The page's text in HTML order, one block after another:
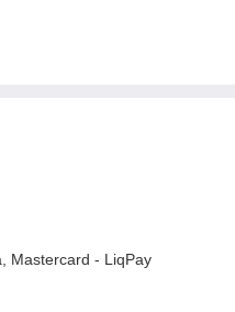
Mastercard - LiqPay